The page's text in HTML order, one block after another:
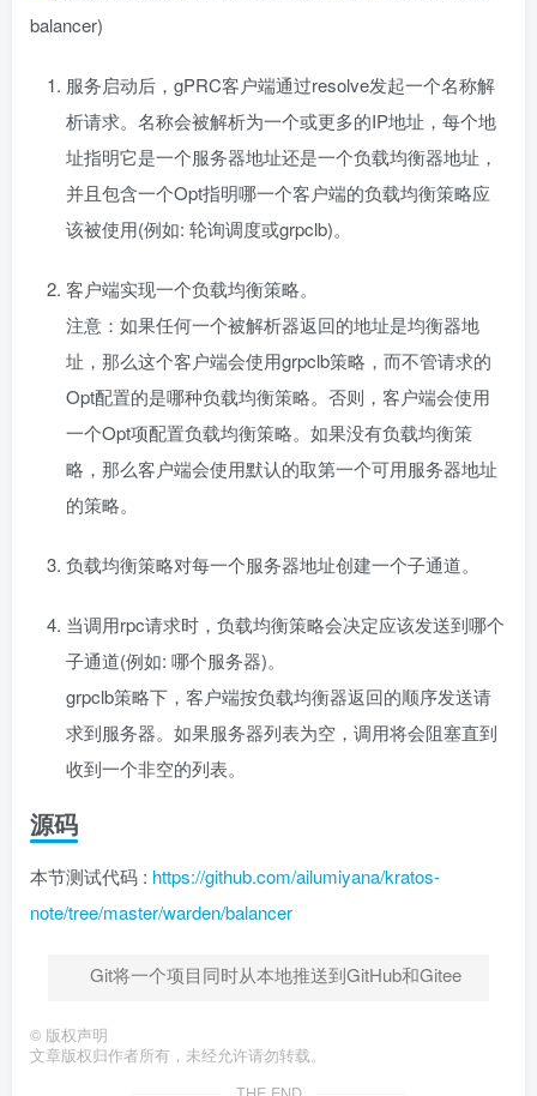
服务启动后，gPRC客户端通过resolve发起一个名称解
析请求。名称会被解析为一个或更多的IP地址，每个地
址指明它是一个服务器地址还是一个负载均衡器地址，
并且包含一个Opt指明哪一个客户端的负载均衡策略应
该被使用(例如: 轮询调度或grpclb)。
客户端实现一个负载均衡策略。
注意：如果任何一个被解析器返回的地址是均衡器地
址，那么这个客户端会使用grpclb策略，而不管请求的
Opt配置的是哪种负载均衡策略。否则，客户端会使用
一个Opt项配置负载均衡策略。如果没有负载均衡策
略，那么客户端会使用默认的取第一个可用服务器地址
的策略。
负载均衡策略对每一个服务器地址创建一个子通道。
当调用rpc请求时，负载均衡策略会决定应该发送到哪个
子通道(例如: 哪个服务器)。
grpclb策略下，客户端按负载均衡器返回的顺序发送请
求到服务器。如果服务器列表为空，调用将会阻塞直到
收到一个非空的列表。
源码
本节测试代码 : https://github.com/ailumiyana/kratos-
note/tree/master/warden/balancer
Git将一个项目同时从本地推送到GitHub和Gitee
© 版权声明
文章版权归作者所有，未经允许请勿转载。